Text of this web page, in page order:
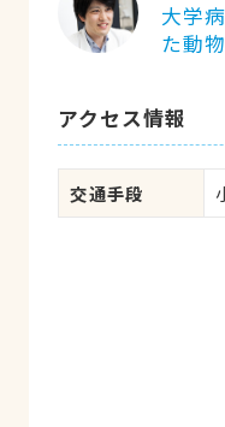
大学
た動
アクセス情報
交通手段